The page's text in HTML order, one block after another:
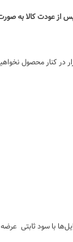
پس از عودت کالا به
در کنار محصول
با سود ثابتی